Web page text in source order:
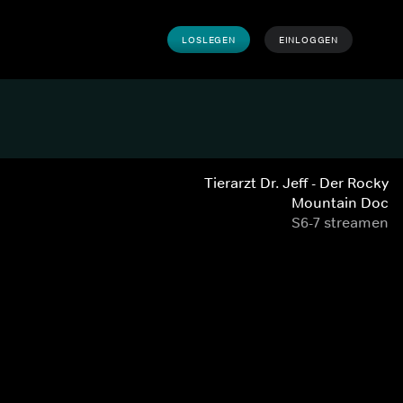
LOSLEGEN EINLOGGEN
Tierarzt Dr. Jeff - Der Rocky
Mountain Doc
S6-7 streamen